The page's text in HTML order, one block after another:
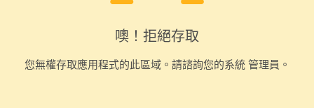
噢！拒絕存取
您無權存取應用程式的此區域。請諮詢您的系統 管理員。